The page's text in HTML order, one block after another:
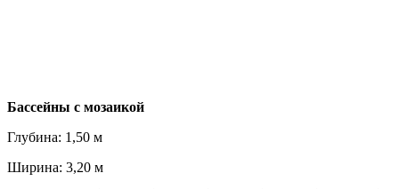
Бассейны с мозаикой
Глубина: 1,50 м
Ширина: 3,20 м